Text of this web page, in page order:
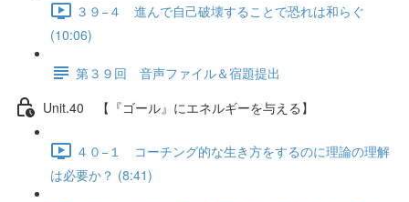
３９−４ 進んで自己破壊することで恐れは和らぐ
(10:06)
第３９回 音声ファイル＆宿題提出
Unit.40 【『ゴール』にエネルギーを与える】
４０−１ コーチング的な生き方をするのに理論の理解
は必要か？ (8:41)